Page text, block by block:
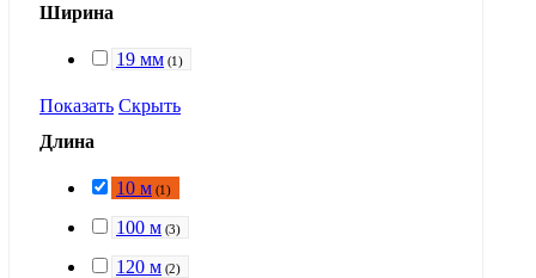
Ширина
19 мм (1)
Показать Скрыть
Длина
10 м (1)
100 м (3)
120 м (2)